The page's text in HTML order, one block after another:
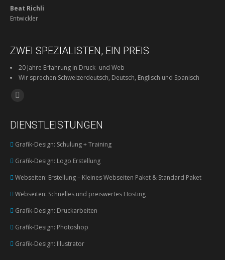
Beat Richli
Entwickler
ZWEI SPEZIALISTEN, EIN PREIS
20 Jahre Erfahrung in Druck- und Web
Wir sprechen Schweizerdeutsch, Deutsch, Englisch und Spanisch
Finden Sie uns auf:
opens
in
DIENSTLEISTUNGEN
Grafik-Design: Schulung + Training
Grafik-Design: Logo Erstellung
Webseiten: Erstellung – Kleines Webseiten Paket & Standard Paket
Webseiten: Schnelles und preiswertes Hosting
Grafik-Design: Druckarbeiten
Grafik-Design: Photoshop
Grafik-Design: Illustrator